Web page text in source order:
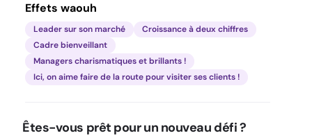
Effets waouh
Leader sur son marché
Croissance à deux chiffres
Cadre bienveillant
Managers charismatiques et brillants !
Ici, on aime faire de la route pour visiter ses clients !
Êtes-vous prêt pour un nouveau défi ?